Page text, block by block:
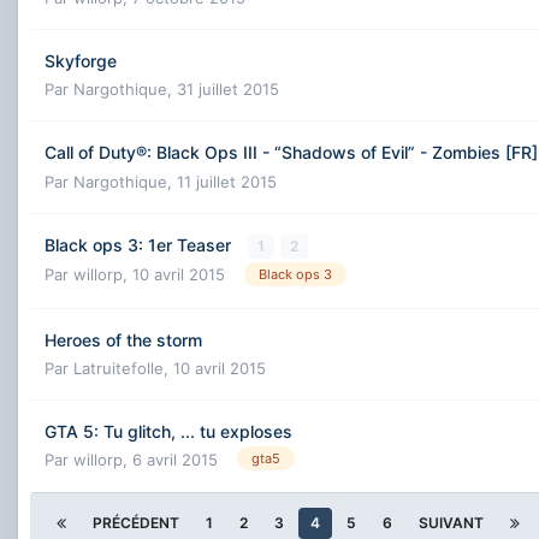
Skyforge
Par Nargothique 31 juillet 2015
Call of Duty®: Black Ops III - “Shadows of Evil” - Zombies [FR]
Par Nargothique 11 juillet 2015
Black ops 3: 1er Teaser 1 2
Par willorp 10 avril 2015 Black ops 3
Heroes of the storm
Par Latruitefolle 10 avril 2015
GTA 5: Tu glitch, ... tu exploses
Par willorp 6 avril 2015 gta5
PRÉCÉDENT 1 2 3 4 5 6 SUIVANT